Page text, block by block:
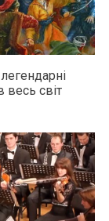
весь світ